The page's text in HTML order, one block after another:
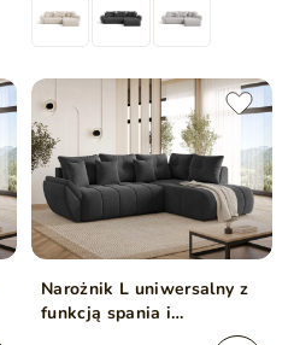
Narożnik L uniwersalny z
funkcją spania i